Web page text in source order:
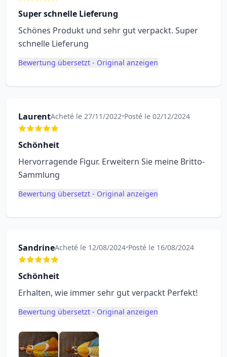
Super schnelle Lieferung
Schönes Produkt und sehr gut verpackt. Super
schnelle Lieferung
Bewertung übersetzt - Original anzeigen
LaurentAcheté le 27/11/2022•Posté le 02/12/2024
Schönheit
Hervorragende Figur. Erweitern Sie meine Britto-
Sammlung
Bewertung übersetzt - Original anzeigen
SandrineAcheté le 12/08/2024•Posté le 16/08/2024
Schönheit
Erhalten, wie immer sehr gut verpackt Perfekt!
Bewertung übersetzt - Original anzeigen